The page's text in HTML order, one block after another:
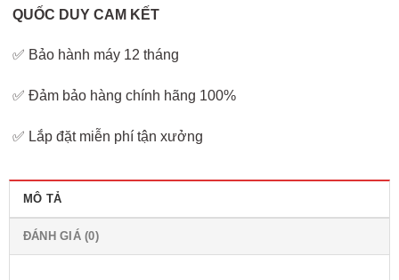
QUỐC DUY CAM KẾT
✅ Bảo hành máy 12 tháng
✅ Đảm bảo hàng chính hãng 100%
✅ Lắp đặt miễn phí tận xưởng
MÔ TẢ
ĐÁNH GIÁ (0)